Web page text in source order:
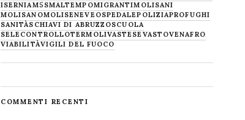
ISERNIAM5SMALTEMPOMIGRANTIMOLISANI
MOLISANOMOLISENEVE OSPEDALEPOLIZIAPROFUGHI
SANITÀSCHIAVI DI ABRUZZOSCUOLA
SELECONTROLLOTERMOLIVASTESE VASTOVENAFRO
VIABILITÀVIGILI DEL FUOCO
COMMENTI RECENTI